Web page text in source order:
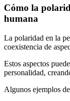
Cómo la
humana
La polaridad en la
coexistencia de
Estos aspectos
personalidad,
Algunos ejemplos